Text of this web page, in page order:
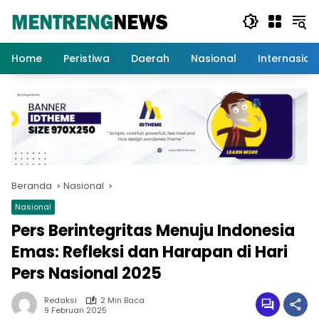
Home
Peristiwa Daerah Nasional
Beranda Nasional
Nasional
Pers Berintegritas Menuju Indonesia
Emas: Refleksi dan Harapan di Hari
Pers Nasional 2025
Redaksi
2 Min Baca
9 Februari 2025